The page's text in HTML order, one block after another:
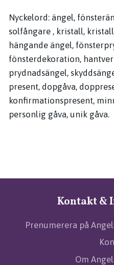
Nyckelord: ängel,
solfångare , kristall,
hängande ängel,
fönsterdekoration,
prydnadsängel,
present, dopgåva,
konfirmationspresent,
personlig gåva, unik gåva.
Kontakt &
Prenumerera på
Om